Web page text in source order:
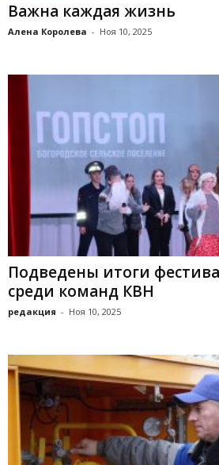
Важна каждая жизнь
Алена Королева - Ноя 10, 2025
Подведены итоги
среди команд КВН
редакция - Ноя 10, 2025